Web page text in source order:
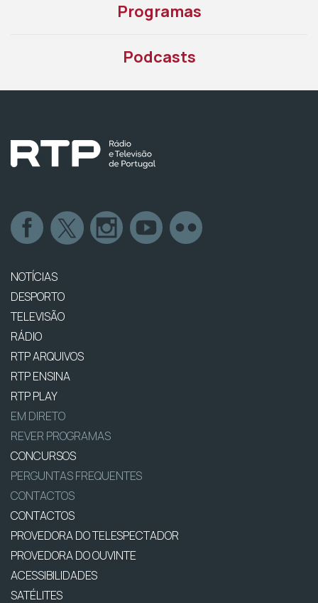
Programas
Podcasts
NOTÍCIAS
DESPORTO
TELEVISÃO
RÁDIO
RTP ARQUIVOS
RTP ENSINA
RTP PLAY
EM DIRETO
REVER PROGRAMAS
CONCURSOS
PERGUNTAS FREQUENTES
CONTACTOS
CONTACTOS
PROVEDORA DO TELESPECTADOR
PROVEDORA DO OUVINTE
ACESSIBILIDADES
SATÉLITES